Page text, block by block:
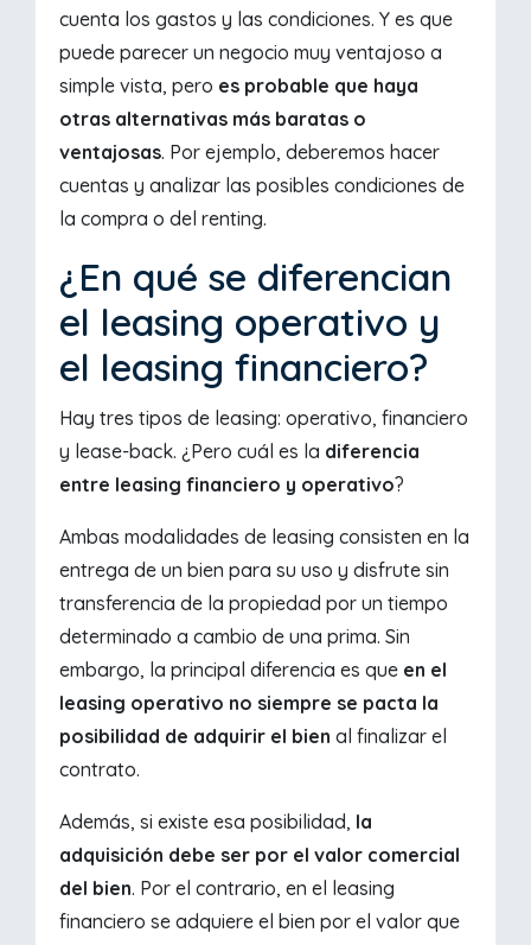
cuenta los gastos y las condiciones. Y es que
puede parecer un negocio muy ventajoso a
simple vista, pero es probable que haya
otras alternativas más baratas o
ventajosas. Por ejemplo, deberemos hacer
cuentas y analizar las posibles condiciones de
la compra o del renting.
¿En qué se diferencian
el leasing operativo y
el leasing financiero?
Hay tres tipos de leasing: operativo, financiero
y lease-back. ¿Pero cuál es la diferencia
entre leasing financiero y operativo?
Ambas modalidades de leasing consisten en la
entrega de un bien para su uso y disfrute sin
transferencia de la propiedad por un tiempo
determinado a cambio de una prima. Sin
embargo, la principal diferencia es que en el
leasing operativo no siempre se pacta la
posibilidad de adquirir el bienal finalizar el
contrato.
Además, si existe esa posibilidad, la
adquisición debe ser por el valor comercial
del bien. Por el contrario, en el leasing
financiero se adquiere el bien por el valor que